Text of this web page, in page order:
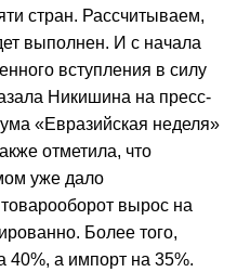
стран. Рассчитываем,
выполнен. И с начала
вступления в силу
Никишина на пресс-
«Евразийская неделя»
отметила, что
уже дало
вырос на
Более того,
40%, а импорт на 35%.